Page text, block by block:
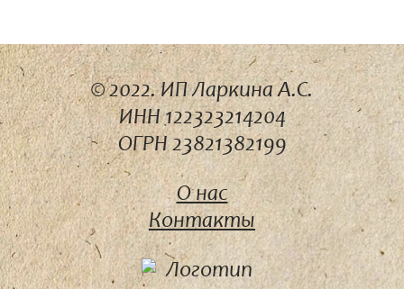
© 2022. ИП Ларкина А.С.
ИНН 122323214204
ОГРН 23821382199
О нас
Контакты